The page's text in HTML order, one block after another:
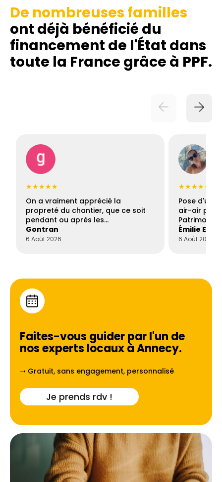
De nombreuses familles
ont déjà bénéficié du
financement de l'État dans
toute la France grâce à PPF.
★★★★★
On a vraiment apprécié la
propreté du chantier, que ce soit
pendant ou après les…
Gontran
6 Août 2026
★★★★★
Pose d'une
air-air par
Patrimoine
Émilie
6 Août 2026
Faites-vous guider par l'un de
nos experts locaux àAnnecy.
➝ Gratuit, sans engagement, personnalisé
Je prends rdv !